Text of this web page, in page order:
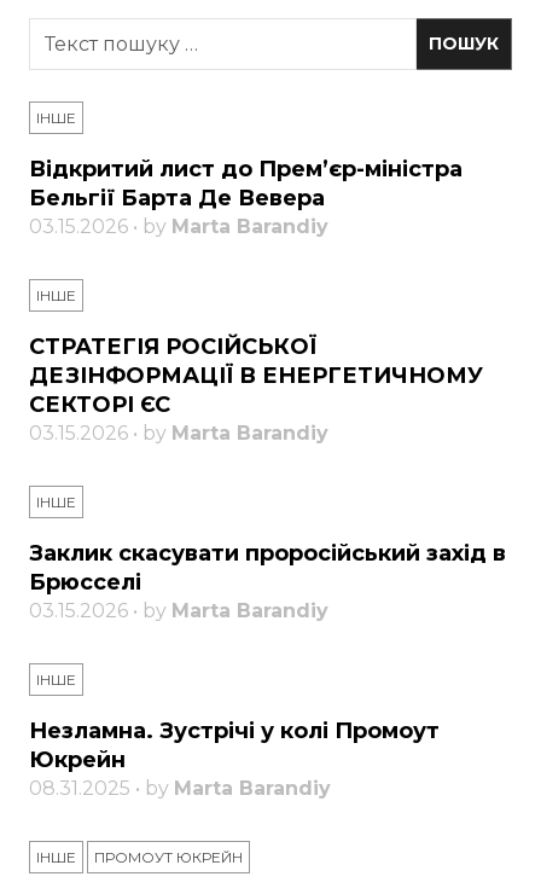
ІНШЕ
Відкритий лист до Прем’єр-міністра
Бельгії Барта Де Вевера
03.15.2026 • by Marta Barandiy
ІНШЕ
СТРАТЕГІЯ РОСІЙСЬКОЇ
ДЕЗІНФОРМАЦІЇ В ЕНЕРГЕТИЧНОМУ
СЕКТОРІ ЄС
03.15.2026 • by Marta Barandiy
ІНШЕ
Заклик скасувати проросійський захід в
Брюсселі
03.15.2026 • by Marta Barandiy
ІНШЕ
Незламна. Зустрічі у колі Промоут
Юкрейн
08.31.2025 • by Marta Barandiy
ІНШЕ ПРОМОУТ ЮКРЕЙН